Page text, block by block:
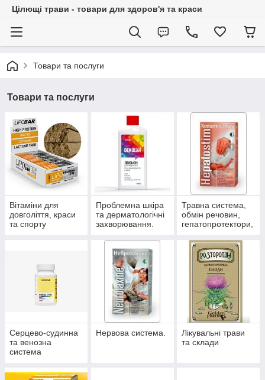
Цілющі трави - товари для здоров'я та краси
Товари та послуги
Товари та послуги
Вітаміни для
довголіття, краси
та спорту
Проблемна шкіра
та дерматологічні
захворювання.
Травна система,
обмін речовин,
гепатопротектори,
Серцево-судинна
та венозна
система
Нервова система.
Лікувальні трави
та склади